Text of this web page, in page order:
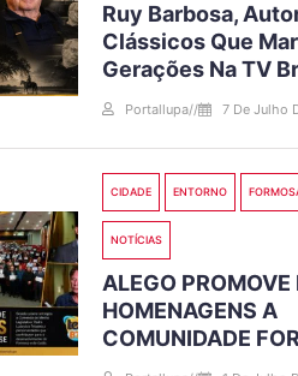
Ruy Barbosa,
Clássicos Que
Gerações Na TV
Portallupa// 7 De Julho
CIDADE ENTORNO
NOTÍCIAS
ALEGO PROMOVE
HOMENAGENS A
COMUNIDADE